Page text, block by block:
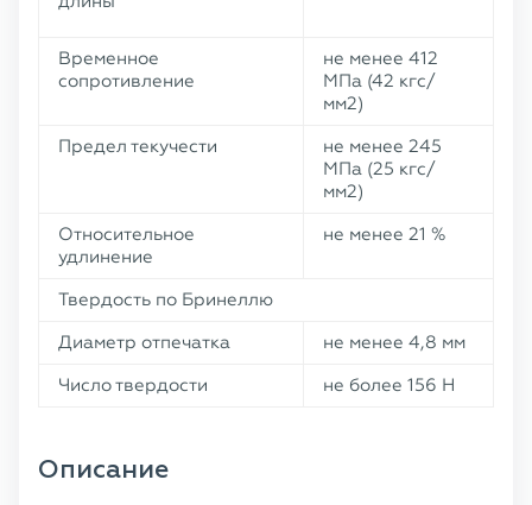
Временное
сопротивление
не менее 412
МПа (42 кгс/
мм2)
Предел текучести
не менее 245
МПа (25 кгс/
мм2)
Относительное
удлинение
не менее 21 %
Твердость по Бринеллю
Диаметр отпечатка
не менее 4,8 мм
Число твердости
не более 156 Н
Описание